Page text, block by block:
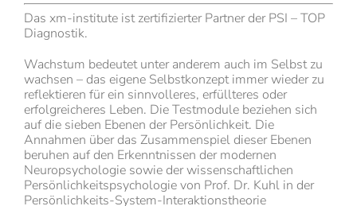
Das xm-institute ist zertifizierter Partner der PSI – TOP
Diagnostik.
Wachstum bedeutet unter anderem auch im Selbst zu
wachsen – das eigene Selbstkonzept immer wieder zu
reflektieren für ein sinnvolleres, erfüllteres oder
erfolgreicheres Leben. Die Testmodule beziehen sich
auf die sieben Ebenen der Persönlichkeit. Die
Annahmen über das Zusammenspiel dieser Ebenen
beruhen auf den Erkenntnissen der modernen
Neuropsychologie sowie der wissenschaftlichen
Persönlichkeitspsychologie von Prof. Dr. Kuhl in der
Persönlichkeits-System-Interaktionstheorie